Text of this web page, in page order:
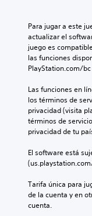
Para jugar a este
actualizar el
juego es
las funciones
PlayStation.com/
Las funciones en
los términos de
privacidad (visita
términos de
privacidad de tu
El software está
Tarifa única para
de la cuenta y en
cuenta.